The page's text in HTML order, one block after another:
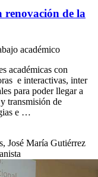
renovación de la
académico
académicas con
e interactivas, inter
para poder llegar a
transmisión de
e …
José María Gutiérrez